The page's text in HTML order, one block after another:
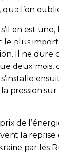
que l’on
en est une,
le plus
Il ne dure
deux mois,
pression sur
prix de
la reprise
par les